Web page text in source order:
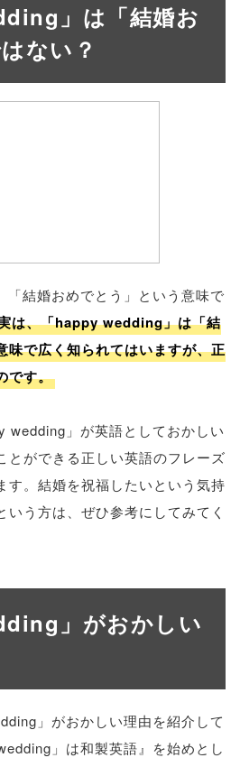
」は「結婚お
ない？
「結婚おめでとう」という意味で
は、「happy wedding」は「結
味で広く知られてはいますが、正
です。
wedding」が英語としておかしい
とができる正しい英語のフレーズ
す。結婚を祝福したいという気持
いう方は、ぜひ参考にしてみてく
」がおかしい
」がおかしい理由を紹介して
」は和製英語』を始めとし